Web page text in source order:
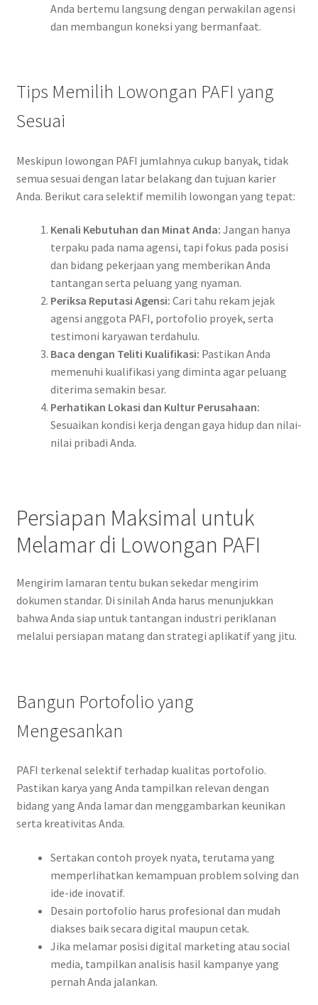
Anda bertemu langsung dengan perwakilan agensi
dan membangun koneksi yang bermanfaat.
Tips Memilih Lowongan PAFI yang
Sesuai
Meskipun lowongan PAFI jumlahnya cukup banyak, tidak
semua sesuai dengan latar belakang dan tujuan karier
Anda. Berikut cara selektif memilih lowongan yang tepat:
Kenali Kebutuhan dan Minat Anda: Jangan hanya
terpaku pada nama agensi, tapi fokus pada posisi
dan bidang pekerjaan yang memberikan Anda
tantangan serta peluang yang nyaman.
Periksa Reputasi Agensi: Cari tahu rekam jejak
agensi anggota PAFI, portofolio proyek, serta
testimoni karyawan terdahulu.
Baca dengan Teliti Kualifikasi: Pastikan Anda
memenuhi kualifikasi yang diminta agar peluang
diterima semakin besar.
Perhatikan Lokasi dan Kultur Perusahaan:
Sesuaikan kondisi kerja dengan gaya hidup dan nilai-
nilai pribadi Anda.
Persiapan Maksimal untuk
Melamar di Lowongan PAFI
Mengirim lamaran tentu bukan sekedar mengirim
dokumen standar. Di sinilah Anda harus menunjukkan
bahwa Anda siap untuk tantangan industri periklanan
melalui persiapan matang dan strategi aplikatif yang jitu.
Bangun Portofolio yang
Mengesankan
PAFI terkenal selektif terhadap kualitas portofolio.
Pastikan karya yang Anda tampilkan relevan dengan
bidang yang Anda lamar dan menggambarkan keunikan
serta kreativitas Anda.
Sertakan contoh proyek nyata, terutama yang
memperlihatkan kemampuan problem solving dan
ide-ide inovatif.
Desain portofolio harus profesional dan mudah
diakses baik secara digital maupun cetak.
Jika melamar posisi digital marketing atau social
media, tampilkan analisis hasil kampanye yang
pernah Anda jalankan.